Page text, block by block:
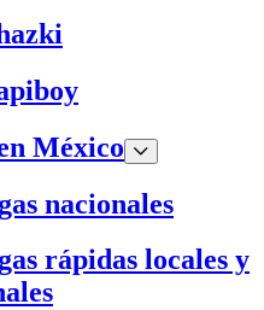
México
nacionales
rápidas locales y